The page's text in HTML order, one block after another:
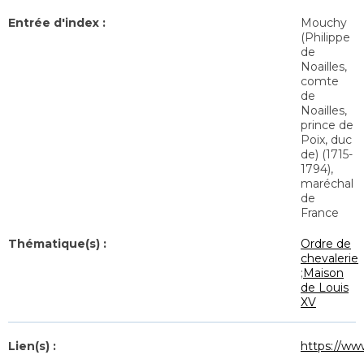
Entrée d'index :
Mouchy
(Philippe
de
Noailles,
comte
de
Noailles,
prince de
Poix, duc
de) (1715-
1794),
maréchal
de
France
Thématique(s) :
Ordre de
chevalerie
;Maison
de Louis
XV
Lien(s) :
https://